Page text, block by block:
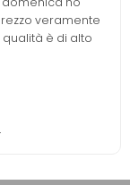
veramente
è di alto